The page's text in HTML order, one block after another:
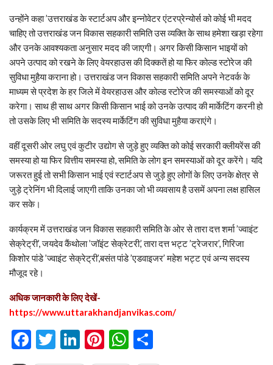
उन्होंने कहा ’उत्तराखंड के स्टार्टअप और इन्नोवेटर एंटरप्रेन्योर्स को कोई भी मदद
चाहिए तो उत्तराखंड जन विकास सहकारी समिति उस व्यक्ति के साथ हमेशा खड़ा रहेगा
और उनके आवश्यकता अनुसार मदद की जाएगी। अगर किसी किसान भाइयों को
अपने उत्पाद को रखने के लिए वेयरहाउस की दिक्कतें हो या फिर कोल्ड स्टोरेज की
सुविधा मुहैया कराना हो। उत्तराखंड जन विकास सहकारी समिति अपने नेटवर्क के
माध्यम से प्रदेश के हर जिले में वेयरहाउस और कोल्ड स्टोरेज की समस्याओं को दूर
करेगा। साथ ही साथ अगर किसी किसान भाई को उनके उत्पाद की मार्केटिंग करनी हो
तो उसके लिए भी समिति के सदस्य मार्केटिंग की सुविधा मुहैया कराएंगे।
वहीं दूसरी ओर लघु एवं कुटीर उद्योग से जुड़े हुए व्यक्ति को कोई सरकारी क्लीयरेंस की
समस्या हो या फिर वित्तीय समस्या हो, समिति के लोग इन समस्याओं को दूर करेंगे। यदि
जरूरत हुई तो सभी किसान भाई एवं स्टार्टअप से जुड़े हुए लोगों के लिए उनके क्षेत्र से
जुड़े ट्रेनिंग भी दिलाई जाएगी ताकि उनका जो भी व्यवसाय है उसमें अपना लक्ष हासिल
कर सके।
कार्यक्रम में उत्तराखंड जन विकास सहकारी समिति के ओर से तारा दत्त शर्मा ’ज्वाइंट
सेक्रेट्री’, जयदेव कैंथोला ’जॉइंट सेक्रेटरी,’ तारा दत्त भट्ट ’ट्रेजरार’, गिरिजा
किशोर पांडे ’ज्वाइंट सेक्रेट्री’,बसंत पांडे ’एडवाइजर’ महेश भट्ट एवं अन्य सदस्य
मौजूद रहे।
अधिक जानकारी के लिए देखें-
https://www.uttarakhandjanvikas.com/
Facebook
Twitter
LinkedIn
Pinterest
WhatsApp